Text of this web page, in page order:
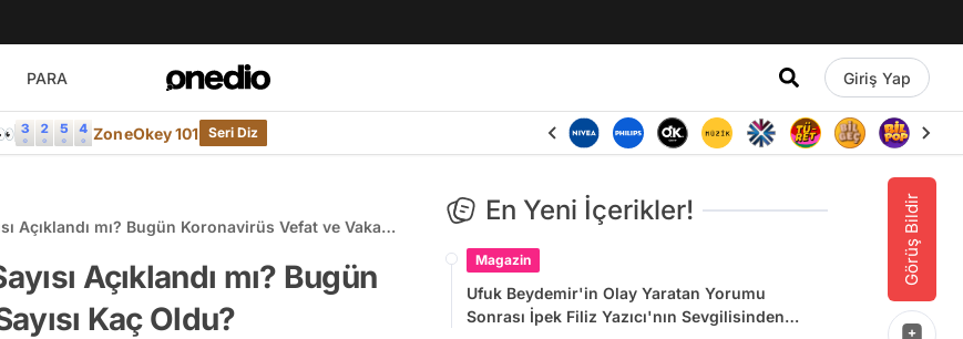
PARA Giriş Yap
ZoneOkey 101 Seri Diz
Görüş Bildir
Açıklandı mı? Bugün Koronavirüs Vefat ve Vaka
Açıklandı mı? Bugün
Kaç Oldu?
En Yeni İçerikler!
Magazin
Ufuk Beydemir'in Olay Yaratan Yorumu
Sonrası İpek Filiz Yazıcı'nın Sevgilisinden